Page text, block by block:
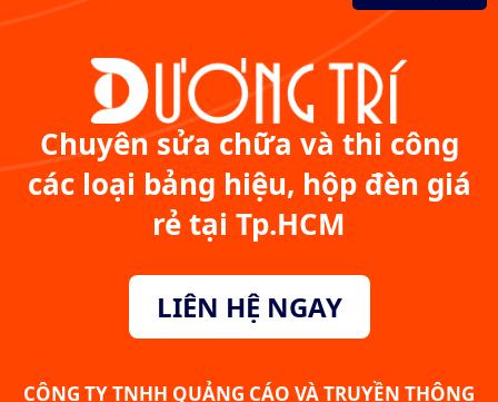
Chuyên sửa chữa và thi công
các loại bảng hiệu, hộp đèn giá
rẻ tại Tp.HCM
LIÊN HỆ NGAY
CÔNG TY TNHH QUẢNG CÁO VÀ TRUYỀN THÔNG